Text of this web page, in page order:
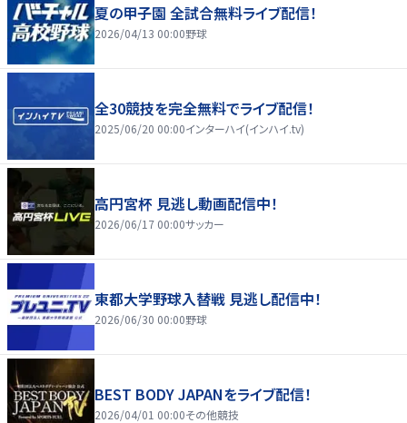
夏の甲子園 全試合無料ライブ配信！
2026/04/13 00:00野球
全30競技を完全無料でライブ配信！
2025/06/20 00:00インターハイ(インハイ.tv)
高円宮杯 見逃し動画配信中！
2026/06/17 00:00サッカー
東都大学野球入替戦 見逃し配信中！
2026/06/30 00:00野球
BEST BODY JAPANをライブ配信！
2026/04/01 00:00その他競技